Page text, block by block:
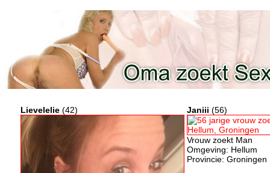
Lievelelie (42) Janiii (56)
Vrouw zoekt Man
Omgeving: Hellum
Provincie: Groningen